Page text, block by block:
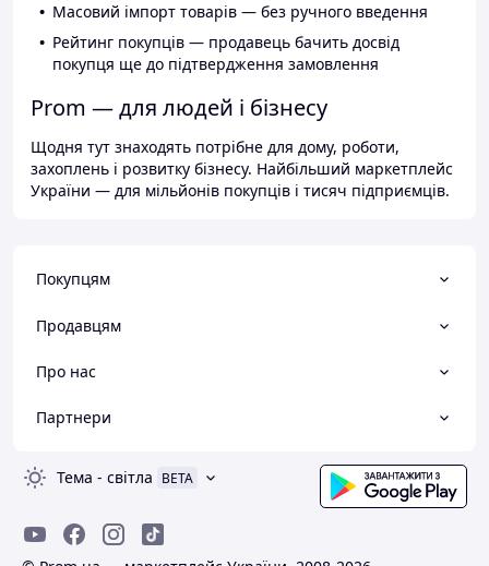
Масовий імпорт товарів — без ручного введення
Рейтинг покупців — продавець бачить досвід
покупця ще до підтвердження замовлення
Prom — для людей і бізнесу
Щодня тут знаходять потрібне для дому, роботи,
захоплень і розвитку бізнесу. Найбільший маркетплейс
України — для мільйонів покупців і тисяч підприємців.
Покупцям
Продавцям
Про нас
Партнери
Тема - світла BETA